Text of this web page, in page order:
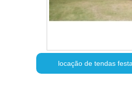
locação de tendas